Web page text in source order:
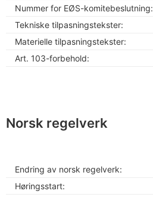
Nummer for EØS-komitebeslutning:
Tekniske tilpasningstekster:
Materielle tilpasningstekster:
Art. 103-forbehold:
Norsk regelverk
Endring av norsk regelverk:
Høringsstart: